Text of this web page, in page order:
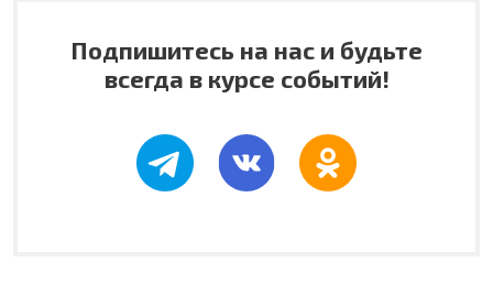
Подпишитесь на нас и будьте
всегда в курсе событий!